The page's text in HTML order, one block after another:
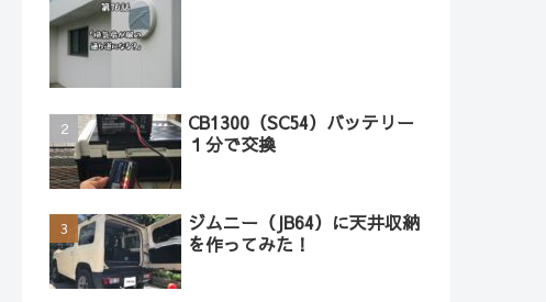
CB1300（SC54）バッテリー
１分で交換
ジムニー（JB64）に天井収納
を作ってみた！